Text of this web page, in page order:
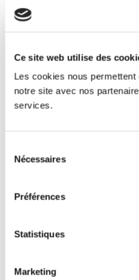
Ce site web utilise des
Les cookies nous
notre site avec nos
services.
Nécessaires
Préférences
Statistiques
Marketing